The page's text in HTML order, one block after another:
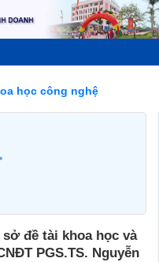
học công nghệ
đề tài khoa học và
PGS.TS. Nguyễn